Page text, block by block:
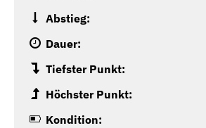
Abstieg:
Dauer:
Tiefster Punkt:
Höchster Punkt:
Kondition: